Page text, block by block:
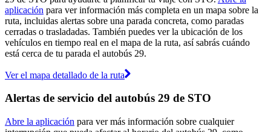
aplicación para ver información más completa en un mapa sobre la
ruta, incluidas alertas sobre una parada concreta, como paradas
cerradas o trasladadas. También puedes ver la ubicación de los
vehículos en tiempo real en el mapa de la ruta, así sabrás cuándo
está cerca de tu parada el autobús 29.
Ver el mapa detallado de la ruta
Alertas de servicio del autobús 29 de STO
Abre la aplicación para ver más información sobre cualquier